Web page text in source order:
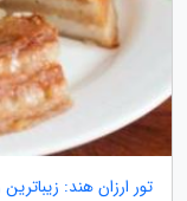
تور ارزان هند: